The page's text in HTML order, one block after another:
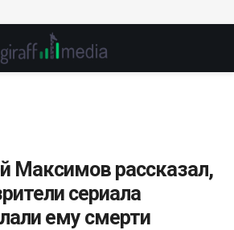
Максимов рассказал,
сериала
ему смерти